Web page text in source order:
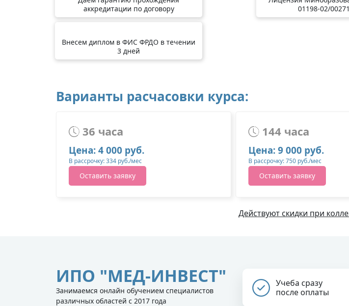
аккредитации по договору
01198-02/
Внесем диплом в ФИС ФРДО в течении
3 дней
Варианты расчасовки курса:
36 часа
Цена: 4 000 руб.
В рассрочку: 334 руб./мес
Оставить заявку
144 часа
Цена: 9 000 руб.
В рассрочку: 750 руб./мес
Оставить заявку
Действуют скидки при
ИПО "МЕД-ИНВЕСТ"
Занимаемся онлайн обучением специалистов
различных областей с 2017 года
Учеба сразу
после оплаты